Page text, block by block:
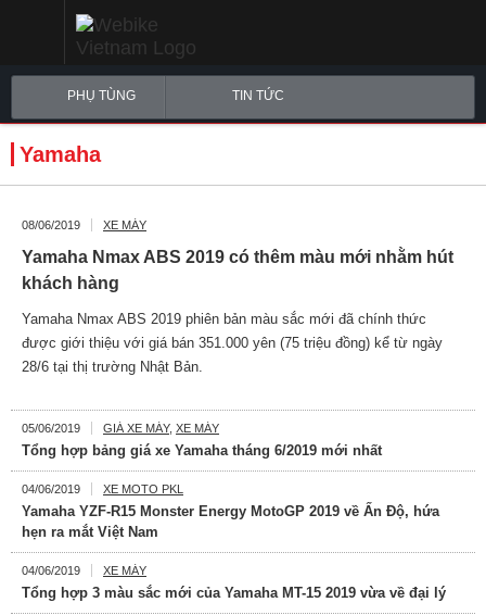
PHỤ TÙNG TIN TỨC
Yamaha
08/06/2019 XE MÁY
Yamaha Nmax ABS 2019 có thêm màu mới nhằm hút
khách hàng
Yamaha Nmax ABS 2019 phiên bản màu sắc mới đã chính thức
được giới thiệu với giá bán 351.000 yên (75 triệu đồng) kể từ ngày
28/6 tại thị trường Nhật Bản.
05/06/2019 GIÁ XE MÁY, XE MÁY
Tổng hợp bảng giá xe Yamaha tháng 6/2019 mới nhất
04/06/2019 XE MOTO PKL
Yamaha YZF-R15 Monster Energy MotoGP 2019 về Ấn Độ, hứa
hẹn ra mắt Việt Nam
04/06/2019 XE MÁY
Tổng hợp 3 màu sắc mới của Yamaha MT-15 2019 vừa về đại lý